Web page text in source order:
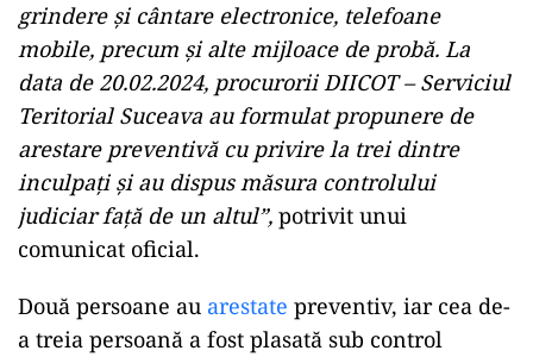
grindere și cântare electronice, telefoane
mobile, precum și alte mijloace de probă. La
data de 20.02.2024, procurorii DIICOT – Serviciul
Teritorial Suceava au formulat propunere de
arestare preventivă cu privire la trei dintre
inculpați și au dispus măsura controlului
judiciar față de un altul”, potrivit unui
comunicat oficial.
Două persoane au arestate preventiv, iar cea de-
a treia persoană a fost plasată sub control